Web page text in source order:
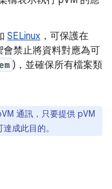
SELinux ，可保護在
禁止將資料對應為可
)，並確保所有檔案類
通訊，只要提供 pVM
成此目的。